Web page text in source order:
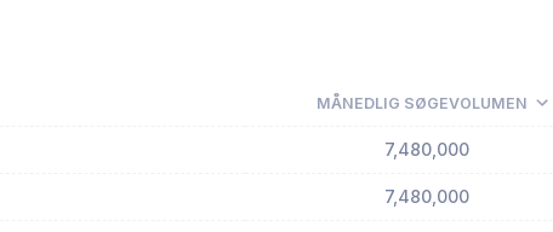
MÅNEDLIG SØGEVOLUMEN
7,480,000
7,480,000